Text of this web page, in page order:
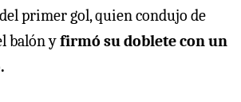
primer gol, quien condujo de
balón yfirmó su doblete con un